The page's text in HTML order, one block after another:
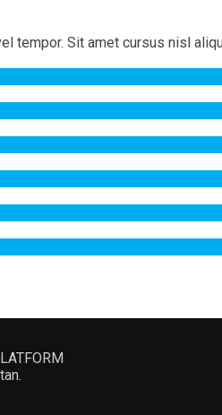
tempor. Sit amet cursus nisl